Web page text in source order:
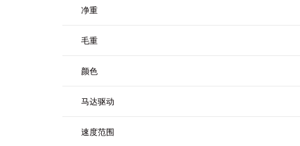
净重
毛重
颜色
马达驱动
速度范围